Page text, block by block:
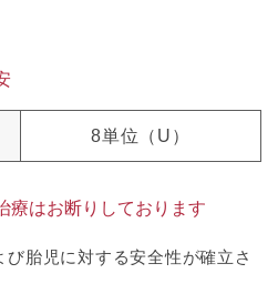
8単位（U）
療はお断りしております
胎児に対する安全性が確立さ